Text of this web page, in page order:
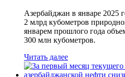
Азербайджан в январе 2025
2 млрд кубометров
январем прошлого года
300 млн кубометров.
Читать далее